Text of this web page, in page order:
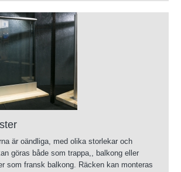
är oändliga, med olika storlekar och
göras både som trappa,, balkong eller
som fransk balkong. Räcken kan monteras